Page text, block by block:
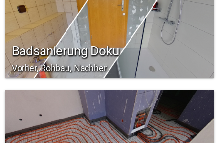
Badsanierung Doku
Vorher, Rohbau, Nachher